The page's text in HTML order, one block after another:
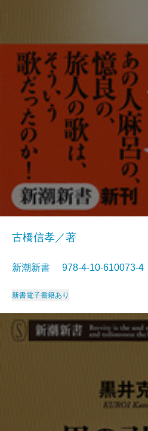
古橋信孝／著
新潮新書 978-4-10-
新書電子書籍あり